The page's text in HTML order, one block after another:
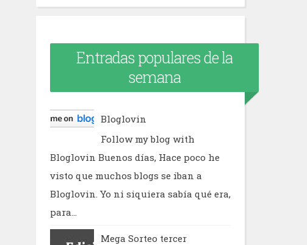
Entradas populares de la
semana
Bloglovin
Follow my blog with
Bloglovin Buenos días, Hace poco he
visto que muchos blogs se iban a
Bloglovin. Yo ni siquiera sabía qué era,
para...
Mega Sorteo tercer